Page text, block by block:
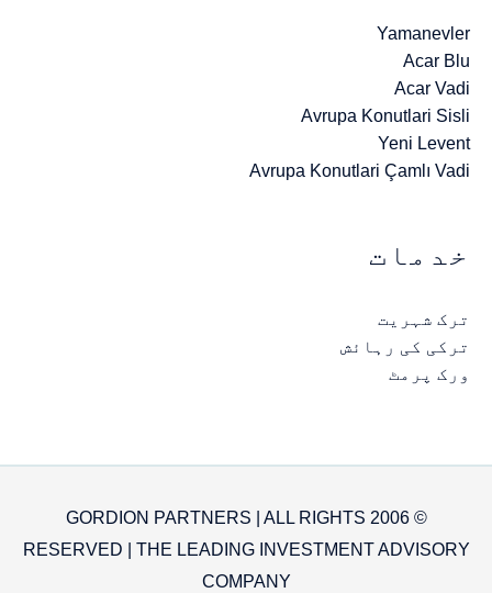
Yamanevler
Acar Blu
Acar Vadi
Avrupa Konutlari Sisli
Yeni Levent
Avrupa Konutlari Çamlı Vadi
خدمات
ترک شہریت
ترکی کی رہائش
ورک پرمٹ
© 2006 GORDION PARTNERS | ALL RIGHTS
RESERVED | THE LEADING INVESTMENT ADVISORY
COMPANY